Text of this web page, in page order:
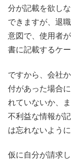
分が記載を欲し
できますが、退
意図で、使用者
書に記載するケ
ですから、会社
付があった場合
れていないか、
不利益な情報が
は忘れないよう
仮に自分が請求